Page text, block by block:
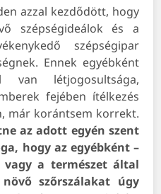
azzal kezdődött, hogy
szépségideálok és a
szépségipar
Ennek egyébként
van létjogosultsága,
fejében ítélkezés
már korántsem korrekt.
az adott egyén szent
hogy az egyébként –
a természet által
szőrszálakat úgy